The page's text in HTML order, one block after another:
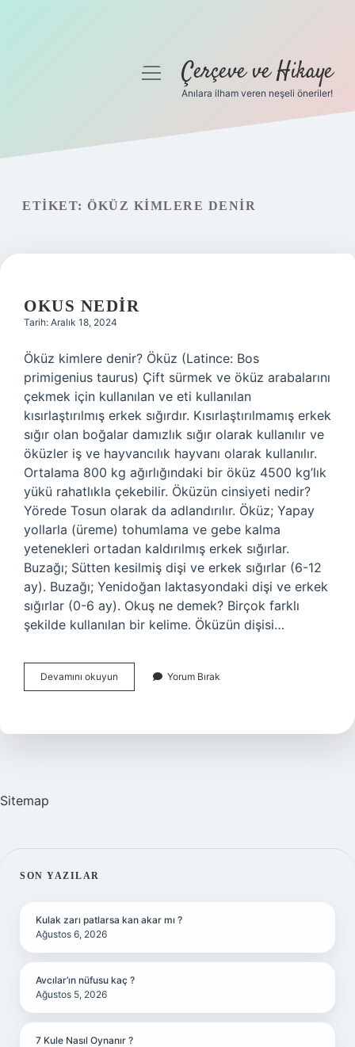
Gizlilik Politikası
menüyüÇerçeve ve Hikaye
Anılara ilham veren neşeli öneriler!
ETIKET: ÖKÜZ KIMLERE DENIR
OKUS NEDIR
Tarih: Aralık 18, 2024
Öküz kimlere denir? Öküz (Latince: Bos
primigenius taurus) Çift sürmek ve öküz arabalarını
çekmek için kullanılan ve eti kullanılan
kısırlaştırılmış erkek sığırdır. Kısırlaştırılmamış erkek
sığır olan boğalar damızlık sığır olarak kullanılır ve
öküzler iş ve hayvancılık hayvanı olarak kullanılır.
Ortalama 800 kg ağırlığındaki bir öküz 4500 kg’lık
yükü rahatlıkla çekebilir. Öküzün cinsiyeti nedir?
Yörede Tosun olarak da adlandırılır. Öküz; Yapay
yollarla (üreme) tohumlama ve gebe kalma
yetenekleri ortadan kaldırılmış erkek sığırlar.
Buzağı; Sütten kesilmiş dişi ve erkek sığırlar (6-12
ay). Buzağı; Yenidoğan laktasyondaki dişi ve erkek
sığırlar (0-6 ay). Okuş ne demek? Birçok farklı
şekilde kullanılan bir kelime. Öküzün dişisi…
Devamını okuyun
Nedir
Yorum Bırak
Sitemap
SIDEBAR
SON YAZILAR
Kulak zarı patlarsa kan akar mı ?
Ağustos 6, 2026
Avcılar’ın nüfusu kaç ?
Ağustos 5, 2026
7 Kule Nasıl Oynanır ?